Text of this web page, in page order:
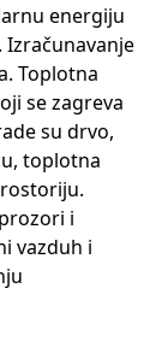
energiju
Toplotna
se zagreva
su drvo,
toplotna
i
vazduh i